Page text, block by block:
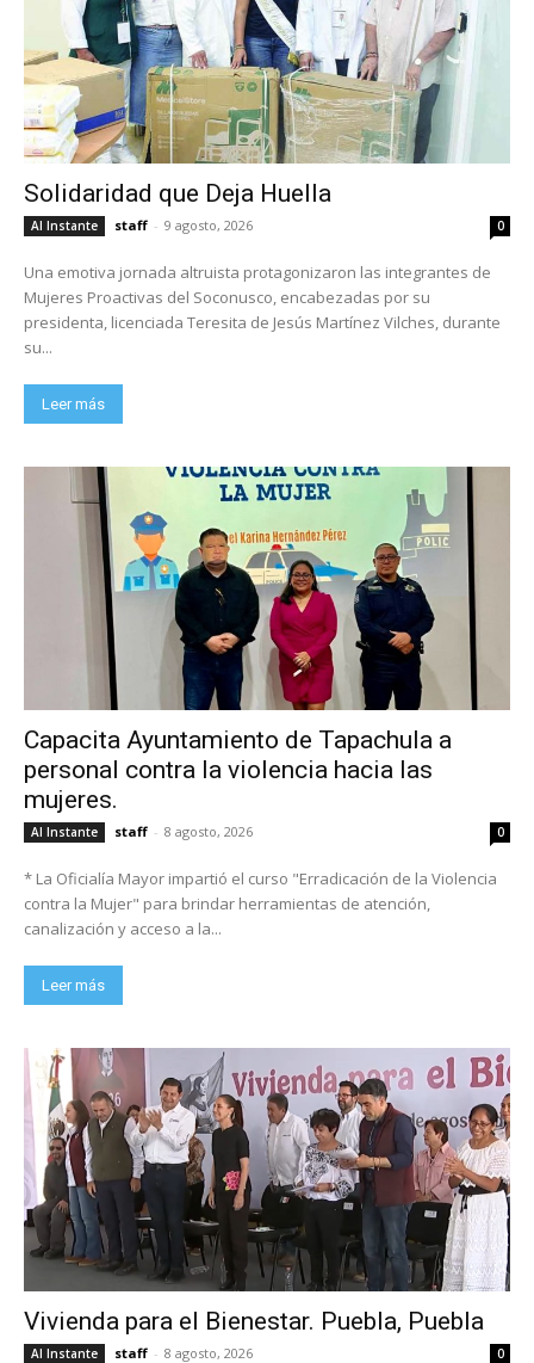
Solidaridad que Deja Huella
Al Instante staff - 9 agosto, 2026 0
Una emotiva jornada altruista protagonizaron las integrantes de
Mujeres Proactivas del Soconusco, encabezadas por su
presidenta, licenciada Teresita de Jesús Martínez Vilches, durante
su...
Leer más
Capacita Ayuntamiento de Tapachula a
personal contra la violencia hacia las
mujeres.
Al Instante staff - 8 agosto, 2026 0
* La Oficialía Mayor impartió el curso "Erradicación de la Violencia
contra la Mujer" para brindar herramientas de atención,
canalización y acceso a la...
Leer más
Vivienda para el Bienestar. Puebla, Puebla
Al Instante staff - 8 agosto, 2026 0